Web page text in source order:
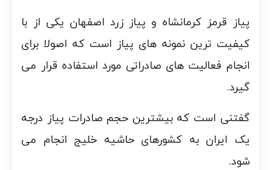
پیاز قرمز کرمانشاه و پیاز زرد اصفهان یکی از با
کیفیت ترین نمونه های پیاز است که اصولا برای
انجام فعالیت های صادراتی مورد استفاده قرار می
گیرد.
گفتنی است که بیشترین حجم صادرات پیاز درجه
یک ایران به کشورهای حاشیه خلیج انجام می
شود.